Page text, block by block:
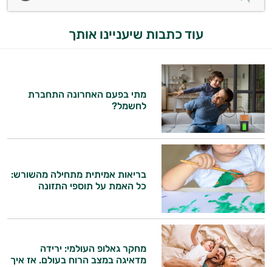
עוד כתבות שיעניינו אותך
מתי בפעם האחרונה התחברת
לחשמל?
בריאות אמיתית מתחילה מהשורש:
כל האמת על תוספי התזונה
מחקר גאלופ העולמי: ירידה
מדאיגה במצב הרוח בעולם. אז איך